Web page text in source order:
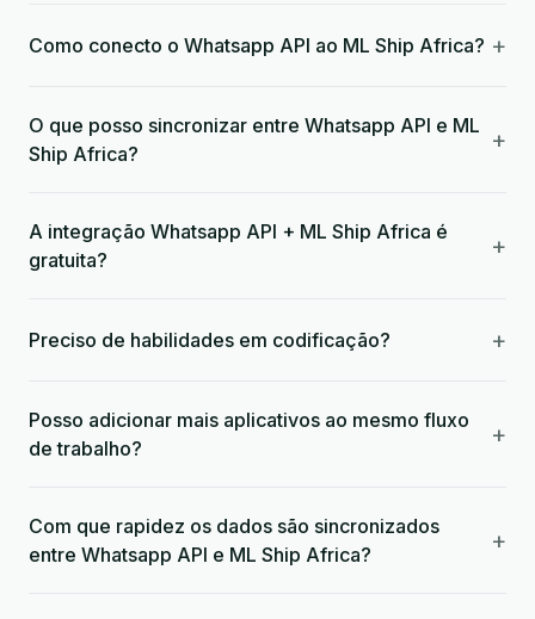
Como conecto o Whatsapp API ao ML Ship Africa? +
O que posso sincronizar entre Whatsapp API e ML
Ship Africa?
+
A integração Whatsapp API + ML Ship Africa é
gratuita?
+
Preciso de habilidades em codificação? +
Posso adicionar mais aplicativos ao mesmo fluxo
de trabalho?
+
Com que rapidez os dados são sincronizados
entre Whatsapp API e ML Ship Africa?
+